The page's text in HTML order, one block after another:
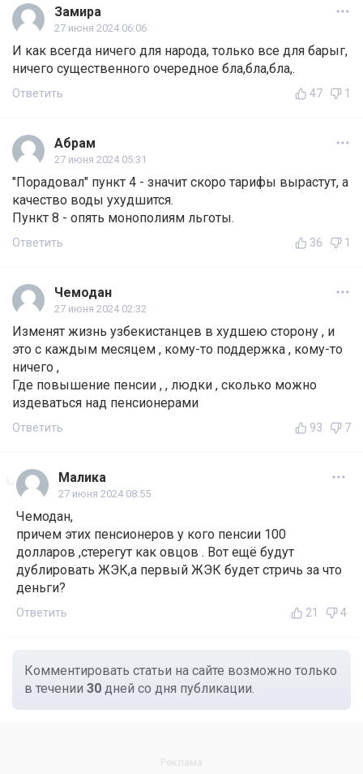
Замира
27 июня 2024 06:06
И как всегда ничего для народа, только все для барыг,
ничего существенного очередное бла,бла,бла,.
Ответить 47 1
Абрам
27 июня 2024 05:31
"Порадовал" пункт 4 - значит скоро тарифы вырастут, а
качество воды ухудшится.
Пункт 8 - опять монополиям льготы.
Ответить 36 1
Чемодан
27 июня 2024 02:32
Изменят жизнь узбекистанцев в худшею сторону , и
это с каждым месяцем , кому-то поддержка , кому-то
ничего ,
Где повышение пенсии , , людки , сколько можно
издеваться над пенсионерами
Ответить 93 7
Малика
27 июня 2024 08:55
Чемодан,
причем этих пенсионеров у кого пенсии 100
долларов ,стерегут как овцов . Вот ещё будут
дублировать ЖЭК,а первый ЖЭК будет стричь за что
деньги?
Ответить 21 4
Комментировать статьи на сайте возможно только
в течении 30 дней со дня публикации.